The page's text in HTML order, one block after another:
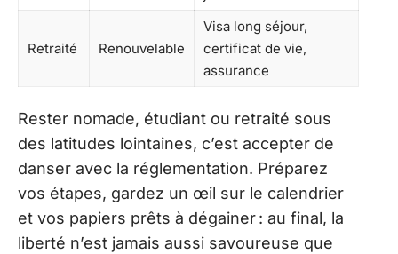
Retraité Renouvelable
Visa long séjour,
certificat de vie,
assurance
Rester nomade, étudiant ou retraité sous
des latitudes lointaines, c’est accepter de
danser avec la réglementation. Préparez
vos étapes, gardez un œil sur le calendrier
et vos papiers prêts à dégainer : au final, la
liberté n’est jamais aussi savoureuse que